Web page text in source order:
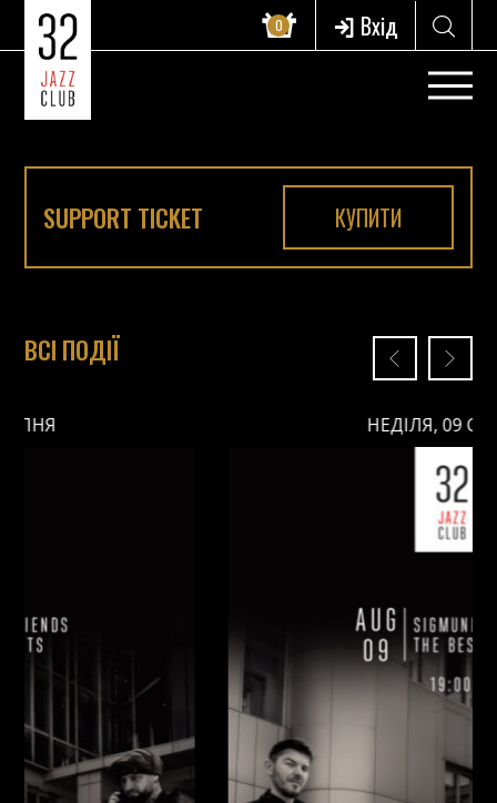
0 Вхід
SUPPORT TICKET КУПИТИ
ВСІ ПОДІЇ
Виконавці:Павло Литвиненко (Рояль
Дудко
Бас,) /Олександр Люлякін (Барабани